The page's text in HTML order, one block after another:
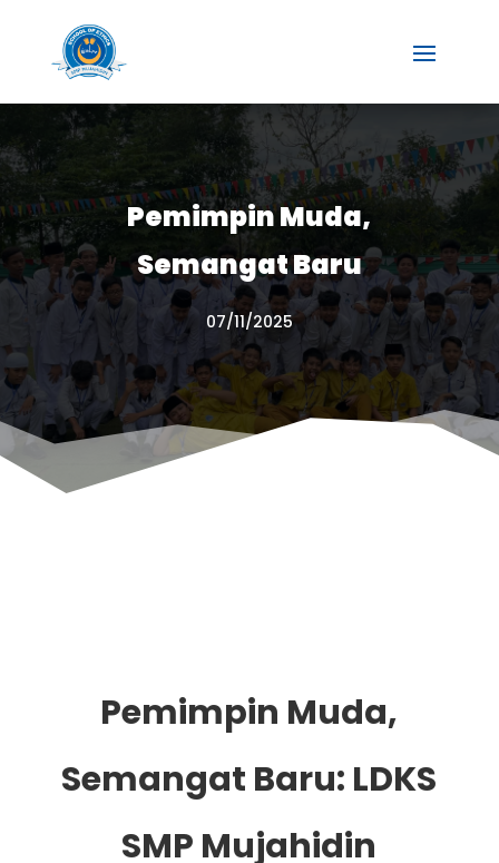
Pemimpin Muda,
Semangat Baru
07/11/2025
Pemimpin Muda,
Semangat Baru: LDKS
SMP Mujahidin